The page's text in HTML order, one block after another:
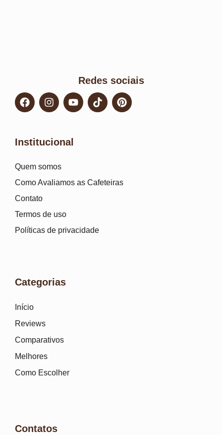
Redes sociais
Institucional
Quem somos
Como Avaliamos as Cafeteiras
Contato
Termos de uso
Políticas de privacidade
Categorias
Início
Reviews
Comparativos
Melhores
Como Escolher
Contatos